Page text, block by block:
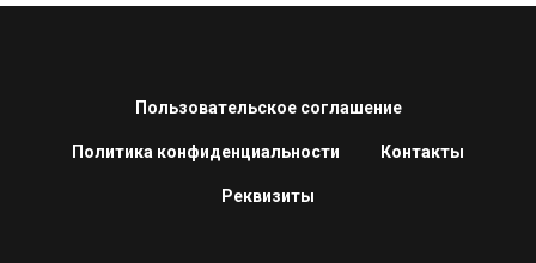
Пользовательское соглашение
Политика конфиденциальности Контакты
Реквизиты